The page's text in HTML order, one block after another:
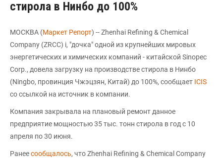
стирола в Нинбо до 100%
МОСКВА (Маркет Репорт) -- Zhenhai Refining & Chemical
Company (ZRCC) i, "дочка" одной из крупнейших мировых
энергетических и химических компаний - китайской Sinopec
Corp., довела загрузку на производстве стирола в Нинбо
(Ningbo, провинция Чжэцзян, Китай) до 100%, сообщает ICIS
со ссылкой на источник в компании.
Компания закрывала на плановый ремонт данное
предприятие мощностью 35 тыс. тонн стирола в год с 10
апреля по 30 июня.
Ранеесообщалось, что Zhenhai Refining & Chemical Company